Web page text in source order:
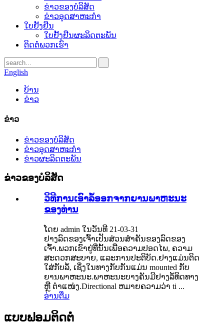
ຂ່າວຂອງບໍລິສັດ
ຂ່າວອຸດສາຫະກໍາ
ໃບຢັ້ງຢືນ
ໃບຢັ້ງຢືນຜະລິດຕະພັນ
ຕິດ​ຕໍ່​ພວກ​ເຮົາ
English
ບ້ານ
ຂ່າວ
ຂ່າວ
ຂ່າວຂອງບໍລິສັດ
ຂ່າວອຸດສາຫະກໍາ
ຂ່າວຜະລິດຕະພັນ
ຂ່າວຂອງບໍລິສັດ
ວິທີການເອົາລໍ້ອອກຈາກຍານພາຫະນະ
ຂອງທ່ານ
ໂດຍ admin ໃນວັນທີ 21-03-31
ຢາງລົດຂອງເຈົ້າເປັນສ່ວນສຳຄັນຂອງລົດຂອງ
ເຈົ້າ.ພວກເຂົາຢູ່ທີ່ນັ້ນເພື່ອຄວາມປອດໄພ, ຄວາມ
ສະດວກສະບາຍ, ແລະການປະຕິບັດ.ຢາງແມ່ນຕິດ
ໃສ່ກັບລໍ້, ເຊິ່ງໃນທາງກັບກັນແມ່ນ mounted ກັບ
ຍານພາຫະນະ.ພາຫະນະບາງຄັນມີຢາງລໍ້ທິດທາງ
ຫຼື ຕໍາແໜ່ງ.Directional ຫມາຍຄວາມວ່າ ti ...
ອ່ານ​ຕື່ມ
ແບບຟອມຕິດຕໍ່